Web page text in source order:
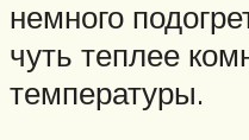
немного
чуть теплее
температуры.